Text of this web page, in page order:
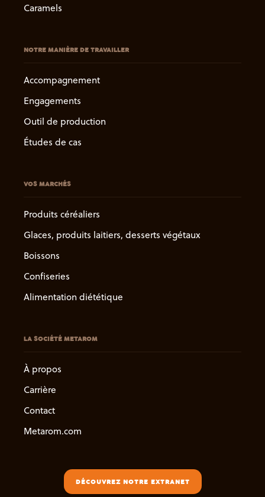
Caramels
NOTRE MANIÈRE DE TRAVAILLER
Accompagnement
Engagements
Outil de production
Études de cas
VOS MARCHÉS
Produits céréaliers
Glaces, produits laitiers, desserts végétaux
Boissons
Confiseries
Alimentation diététique
LA SOCIÉTÉ METAROM
À propos
Carrière
Contact
Metarom.com
DÉCOUVREZ NOTRE EXTRANET